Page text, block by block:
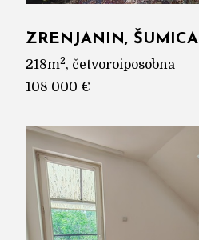
ZRENJANIN, ŠUMICA
218m2, četvoroiposobna
108 000 €